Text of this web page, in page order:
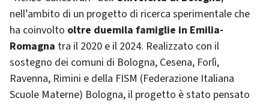
nell’ambito di un progetto di ricerca sperimentale che
ha coinvolto oltre duemila famiglie in Emilia-
Romagna tra il 2020 e il 2024. Realizzato con il
sostegno dei comuni di Bologna, Cesena, Forlì,
Ravenna, Rimini e della FISM (Federazione Italiana
Scuole Materne) Bologna, il progetto è stato pensato